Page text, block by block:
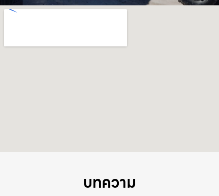
บทความ